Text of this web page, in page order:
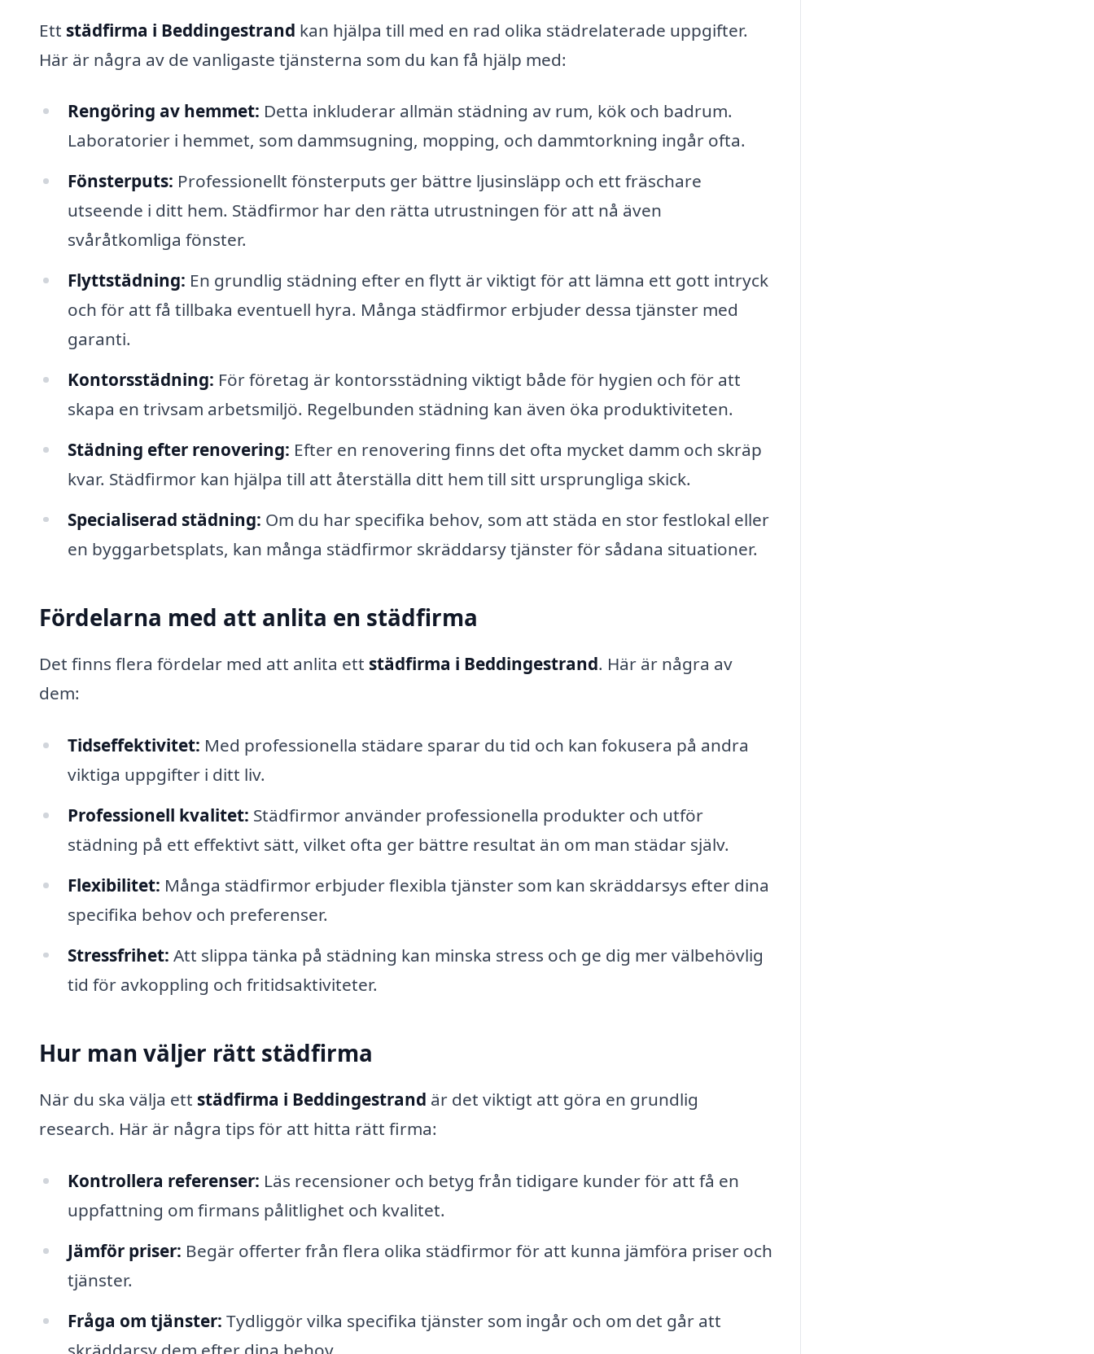
Ett städfirma i Beddingestrand kan hjälpa till med en rad olika städrelaterade uppgifter.
Här är några av de vanligaste tjänsterna som du kan få hjälp med:
Rengöring av hemmet: Detta inkluderar allmän städning av rum, kök och badrum.
Laboratorier i hemmet, som dammsugning, mopping, och dammtorkning ingår ofta.
Fönsterputs: Professionellt fönsterputs ger bättre ljusinsläpp och ett fräschare
utseende i ditt hem. Städfirmor har den rätta utrustningen för att nå även
svåråtkomliga fönster.
Flyttstädning: En grundlig städning efter en flytt är viktigt för att lämna ett gott intryck
och för att få tillbaka eventuell hyra. Många städfirmor erbjuder dessa tjänster med
garanti.
Kontorsstädning: För företag är kontorsstädning viktigt både för hygien och för att
skapa en trivsam arbetsmiljö. Regelbunden städning kan även öka produktiviteten.
Städning efter renovering: Efter en renovering finns det ofta mycket damm och skräp
kvar. Städfirmor kan hjälpa till att återställa ditt hem till sitt ursprungliga skick.
Specialiserad städning: Om du har specifika behov, som att städa en stor festlokal eller
en byggarbetsplats, kan många städfirmor skräddarsy tjänster för sådana situationer.
Fördelarna med att anlita en städfirma
Det finns flera fördelar med att anlita ett städfirma i Beddingestrand. Här är några av
dem:
Tidseffektivitet: Med professionella städare sparar du tid och kan fokusera på andra
viktiga uppgifter i ditt liv.
Professionell kvalitet: Städfirmor använder professionella produkter och utför
städning på ett effektivt sätt, vilket ofta ger bättre resultat än om man städar själv.
Flexibilitet: Många städfirmor erbjuder flexibla tjänster som kan skräddarsys efter dina
specifika behov och preferenser.
Stressfrihet: Att slippa tänka på städning kan minska stress och ge dig mer välbehövlig
tid för avkoppling och fritidsaktiviteter.
Hur man väljer rätt städfirma
När du ska välja ett städfirma i Beddingestrand är det viktigt att göra en grundlig
research. Här är några tips för att hitta rätt firma:
Kontrollera referenser: Läs recensioner och betyg från tidigare kunder för att få en
uppfattning om firmans pålitlighet och kvalitet.
Jämför priser: Begär offerter från flera olika städfirmor för att kunna jämföra priser och
tjänster.
Fråga om tjänster: Tydliggör vilka specifika tjänster som ingår och om det går att